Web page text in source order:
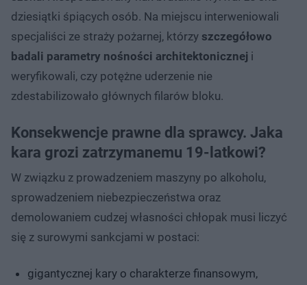
dziesiątki śpiących osób. Na miejscu interweniowali
specjaliści ze straży pożarnej, którzy szczegółowo
badali parametry nośności architektonicznej i
weryfikowali, czy potężne uderzenie nie
zdestabilizowało głównych filarów bloku.
Konsekwencje prawne dla sprawcy. Jaka
kara grozi zatrzymanemu 19-latkowi?
W związku z prowadzeniem maszyny po alkoholu,
sprowadzeniem niebezpieczeństwa oraz
demolowaniem cudzej własności chłopak musi liczyć
się z surowymi sankcjami w postaci:
gigantycznej kary o charakterze finansowym,